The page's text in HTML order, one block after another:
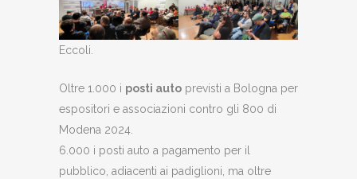
Eccoli.
Oltre 1.000 i posti auto previsti a Bologna per
espositori e associazioni contro gli 800 di
Modena 2024.
6.000 i posti auto a pagamento per il
pubblico, adiacenti ai padiglioni, ma oltre